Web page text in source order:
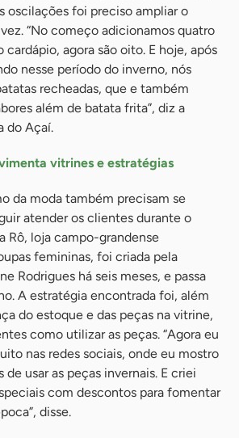
oscilações foi preciso ampliar o
“No começo adicionamos quatro
cardápio, agora são oito. E hoje, após
nesse período do inverno, nós
recheadas, que e também
além de batata frita”, diz a
do Açaí.
vitrines e estratégias
da moda também precisam se
atender os clientes durante o
Rô, loja campo-grandense
femininas, foi criada pela
Rodrigues há seis meses, e passa
A estratégia encontrada foi, além
do estoque e das peças na vitrine,
como utilizar as peças. “Agora eu
nas redes sociais, onde eu mostro
usar as peças invernais. E criei
com descontos para fomentar
disse.